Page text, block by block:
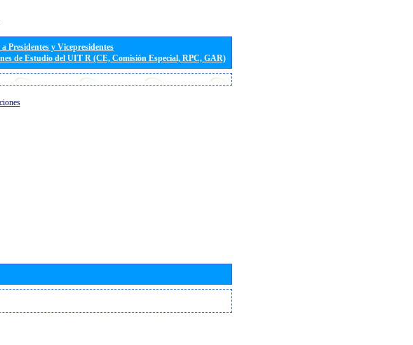
Presidentes y Vicepresidentes
de Estudio del UIT R (CE, Comisión Especial, RPC, GAR)